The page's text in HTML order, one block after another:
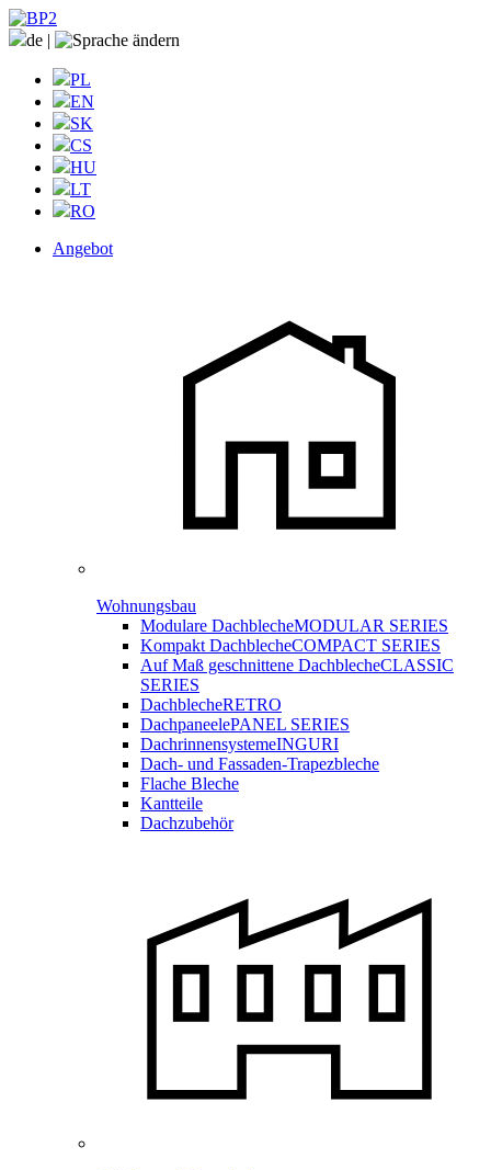
de |
PL
EN
SK
CS
HU
LT
RO
Angebot
Wohnungsbau
Modulare DachblecheMODULAR SERIES
Kompakt DachblecheCOMPACT SERIES
Auf Maß geschnittene DachblecheCLASSIC
SERIES
DachblecheRETRO
DachpaneelePANEL SERIES
DachrinnensystemeINGURI
Dach- und Fassaden-Trapezbleche
Flache Bleche
Kantteile
Dachzubehör